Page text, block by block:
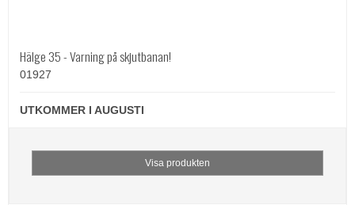
Hälge 35 - Varning på skjutbanan!
01927
UTKOMMER I AUGUSTI
Visa produkten